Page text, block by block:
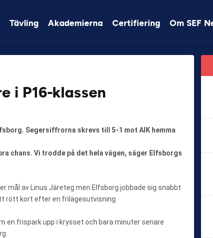
Tävling Akademierna Certifiering Om SEF
i P16-klassen
Segersiffrorna skrevs till 5-1 mot AIK hemma
chans. Vi trodde på det hela vägen, säger Elfsborgs
mål av Linus Järeteg men Elfsborg jobbade sig snabbt
rött kort efter en frilägesutvisning.
en frispark upp i krysset och bara minuter senare